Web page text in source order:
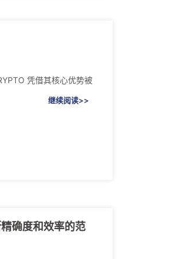
凭借其核心优势被
继续阅读>>
确度和效率的范